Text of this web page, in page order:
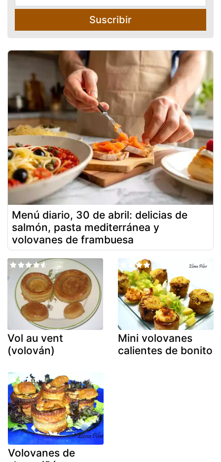
Suscribir
Menú diario, 30 de abril: delicias de
salmón, pasta mediterránea y
volovanes de frambuesa
Vol au vent
(volován)
Mini volovanes
calientes de bonito
Volovanes de